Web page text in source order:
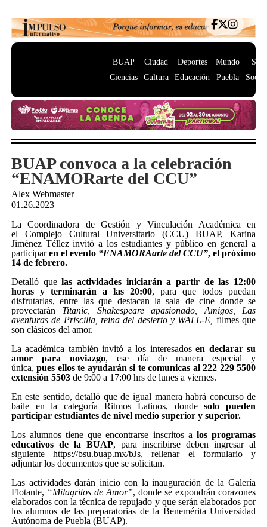
BUAP
Ciencias
Ciudad
Cultura
Deportes
Educación
Mundo
Puebla
BUAP convoca a la celebración
“ENAMORarte del CCU”
Alex Webmaster
01.26.2023
La Coordinadora de Gestión y Vinculación Académica en
el Complejo Cultural Universitario (CCU) BUAP, Karina
Jiménez Téllez invitó a los estudiantes y público en general a
participaren el evento “ENAMORAarte del CCU”, el próximo
14 de febrero.
Detalló quelas actividades iniciarán a partir de las 12:00
horas y terminarán a las 20:00, para que todos puedan
disfrutarlas, entre las que destacan la sala de cine donde se
proyectarán Titanic, Shakespeare apasionado, Amigos, Las
aventuras de Priscilla, reina del desierto y WALL-E, filmes que
son clásicos del amor.
La académica también invitó a los interesadosen declarar su
amor para noviazgo, ese día de manera especial y
única,pues ellos te ayudarán si te comunicas al 222 229 5500
extensión 5503 de 9:00 a 17:00 hrs de lunes a viernes.
En este sentido, detalló que de igual manera habrá concurso de
baile en la categoría Ritmos Latinos, dondesolo pueden
participar estudiantes de nivel medio superior y superior.
Los alumnos tiene que encontrarse inscritos a los programas
educativos de la BUAP, para inscribirse deben ingresar al
siguientehttps://bsu.buap.mx/bJs, rellenar el formulario y
adjuntar los documentos que se solicitan.
Las actividades darán inicio con la inauguración de la Galería
Flotante, “Milagritos de Amor”, donde se expondrán corazones
elaborados con la técnica de repujado y que serán elaborados por
los alumnos de las preparatorias de la Benemérita Universidad
Autónoma de Puebla (BUAP).